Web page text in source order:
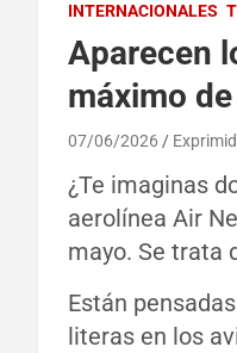
INTERNACIONALES
Aparecen
máximo
07/06/2026
¿Te imaginas
aerolínea Air
mayo. Se trata
Están
literas en los